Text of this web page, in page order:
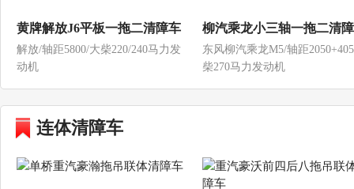
黄牌解放J6平板一拖二清障车
解放/轴距5800/大柴220/240马力发
动机
柳汽乘龙小三轴一拖二清
东风柳汽乘龙M5/轴距
柴270马力发动机
连体清障车